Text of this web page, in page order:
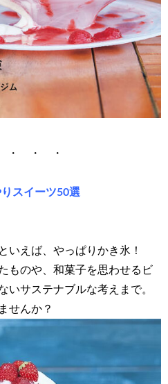
・ ・ ・
スイーツ50選
いえば、やっぱりかき氷！
ものや、和菓子を思わせるビ
いサステナブルな考えまで。
せんか？